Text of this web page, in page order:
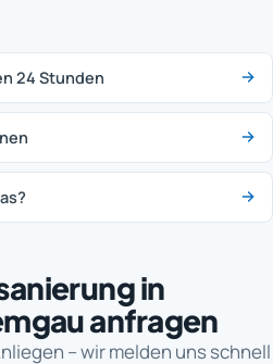
24 Stunden
in
anfragen
– wir melden uns schnell